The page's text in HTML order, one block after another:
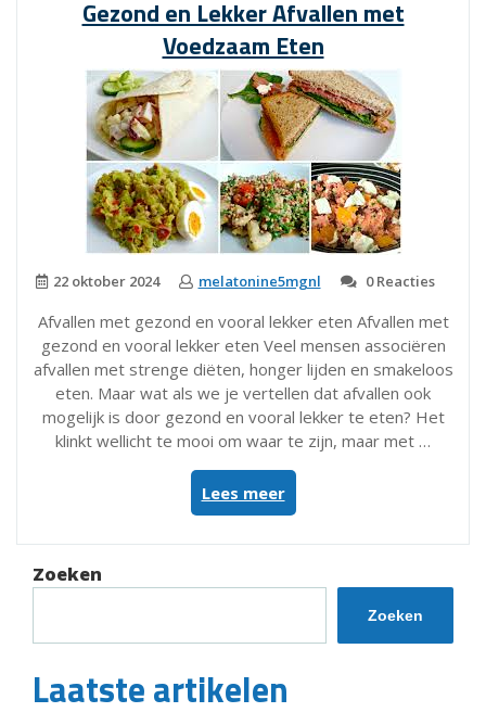
Gezond en Lekker Afvallen met
Voedzaam Eten
22 oktober 2024 melatonine5mgnl 0 Reacties
Afvallen met gezond en vooral lekker eten Afvallen met
gezond en vooral lekker eten Veel mensen associëren
afvallen met strenge diëten, honger lijden en smakeloos
eten. Maar wat als we je vertellen dat afvallen ook
mogelijk is door gezond en vooral lekker te eten? Het
klinkt wellicht te mooi om waar te zijn, maar met …
Lees meer“Gezond
en
Lekker
met
Voedzaam
Zoeken
Zoeken
Laatste artikelen